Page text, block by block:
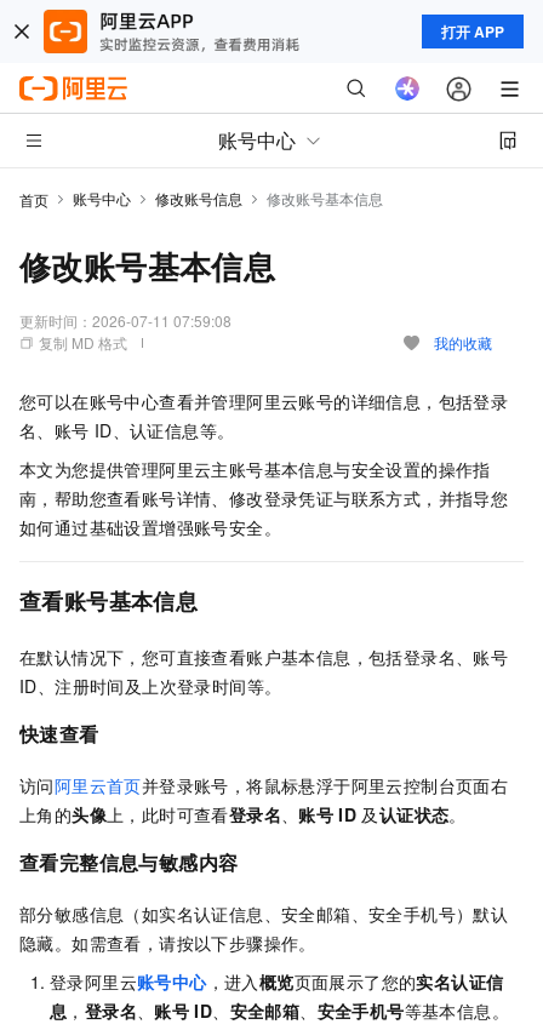
打开 APP
账号中心
首页 账号中心 修改账号信息 修改账号基本信息
修改账号基本信息
更新时间： 2026-07-11 07:59:08
复制 MD 格式
我的收藏
您可以在账号中心查看并管理阿里云账号的详细信息，包括登录
名、账号 ID、认证信息等。
本文为您提供管理阿里云主账号基本信息与安全设置的操作指
南，帮助您查看账号详情、修改登录凭证与联系方式，并指导您
如何通过基础设置增强账号安全。
查看账号基本信息
在默认情况下，您可直接查看账户基本信息，包括登录名、账号
ID、注册时间及上次登录时间等。
快速查看
访问阿里云首页并登录账号，将鼠标悬浮于阿里云控制台页面右
上角的头像 上，此时可查看登录名 账号 ID 及认证状态。
查看完整信息与敏感内容
部分敏感信息（如实名认证信息、安全邮箱、安全手机号）默认
隐藏。如需查看，请按以下步骤操作。
登录阿里云账号中心，进入 概览页面展示了您的实名认证信
息 ， 登录名 账号 ID 安全邮箱 安全手机号等基本信息。